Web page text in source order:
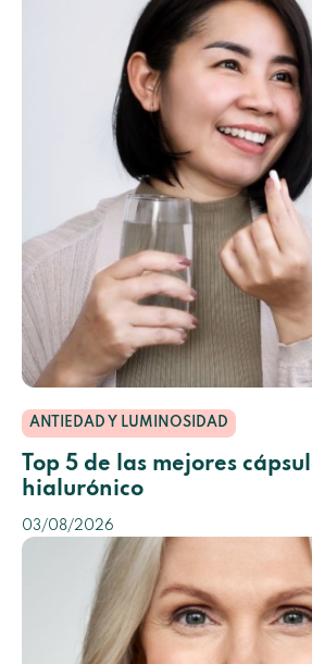
ANTIEDAD Y LUMINOSIDAD
Top 5 de las mejores
hialurónico
03/08/2026